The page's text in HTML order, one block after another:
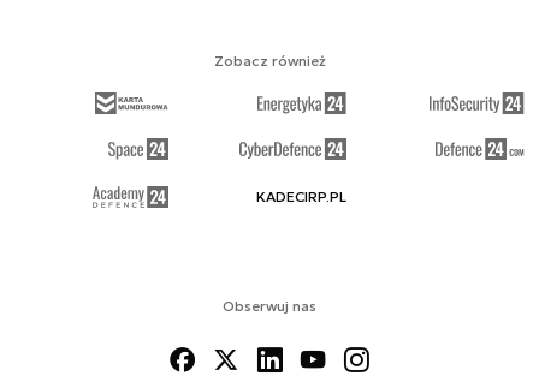
Obserwuj nas
Zobacz również
KADECIRP.PL